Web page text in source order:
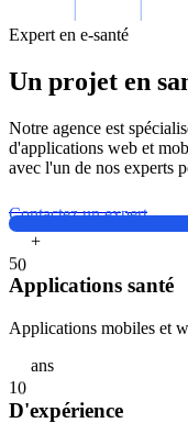
Expert en e-santé
Un projet en
Notre agence est
d'applications web et
avec l'un de nos experts
Contactez un expert
50
+
Applications santé
Applications mobiles et
10
ans
D'expérience